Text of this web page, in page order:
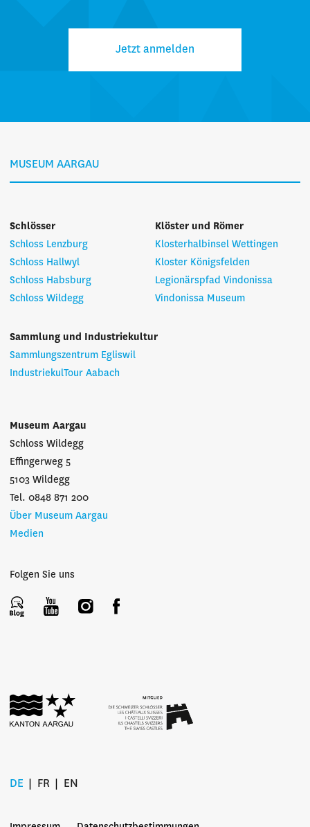
Jetzt anmelden
MUSEUM AARGAU
Schlösser
Schloss Lenzburg
Schloss Hallwyl
Schloss Habsburg
Schloss Wildegg
Klöster und Römer
Klosterhalbinsel Wettingen
Kloster Königsfelden
Legionärspfad Vindonissa
Vindonissa Museum
Sammlung und Industriekultur
Sammlungszentrum Egliswil
IndustriekulTour Aabach
Museum Aargau
Schloss Wildegg
Effingerweg 5
5103 Wildegg
Tel. 0848 871 200
Über Museum Aargau
Medien
Folgen Sie uns
DE FR EN